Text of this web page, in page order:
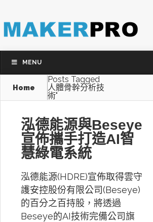
MENU
Home
Posts Tagged
人體骨幹分析技
術"
泓德能源與Beseye
宣佈攜手打造AI智
慧綠電系統
泓德能源(HDRE)宣佈取得雲守
護安控股份有限公司(Beseye)
的百分之百持股，將透過
Beseye的AI技術完備公司旗